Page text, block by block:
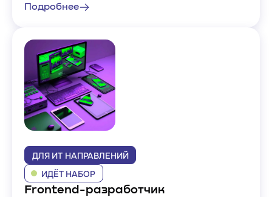
Подробнее
ДЛЯ ИТ НАПРАВЛЕНИЙ
ИДЁТ НАБОР
Frontend-разработчик